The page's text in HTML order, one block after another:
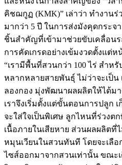
คิชฌกูฏ (KMK)” เล่าว่า ทำงานร่
มากว่า 5 ปี ในการส่งมังคุดกระจ
ชิ้นสำคัญที่เข้ามาช่วยขับเคลื่อนร
การคัดเกรดอย่างเข้มงวดตั้งแต่ห
“เรามีพื้นที่สวนกว่า 100 ไร่ สำห
หลากหลายสายพันธุ์ ไม่ว่าจะเป็น
ลองกอง มุ่งพัฒนาผลผลิตให้ได้ม
เราจึงเริ่มตั้งแต่ขั้นตอนการปลูก เ
จะใส่ใจเป็นพิเศษ ลูกไหนที่ร่วงต
เนื้อภายในเสียหาย ส่วนผลผลิต
หมุนเวียนในสวนทันที โดยจะเลือ
ไซส์ออกมาจากสวนเท่านั้น ขณะ